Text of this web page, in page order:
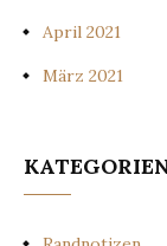
April 2021
März 2021